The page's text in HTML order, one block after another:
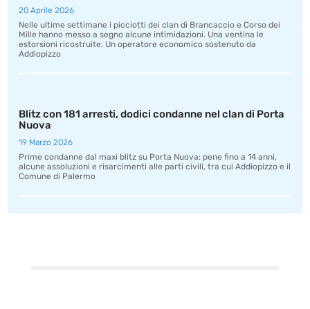
20 Aprile 2026
Nelle ultime settimane i picciotti dei clan di Brancaccio e Corso dei
Mille hanno messo a segno alcune intimidazioni. Una ventina le
estorsioni ricostruite. Un operatore economico sostenuto da
Addiopizzo
Blitz con 181 arresti, dodici condanne nel clan di Porta
Nuova
19 Marzo 2026
Prime condanne dal maxi blitz su Porta Nuova: pene fino a 14 anni,
alcune assoluzioni e risarcimenti alle parti civili, tra cui Addiopizzo e il
Comune di Palermo